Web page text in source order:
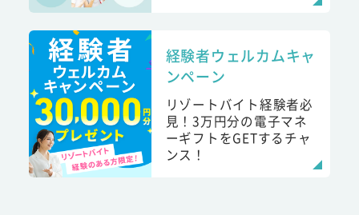
経験者ウェルカムキャ
ンペーン
リゾートバイト経験者必
見！3万円分の電子マネ
ーギフトをGETするチャ
ンス！